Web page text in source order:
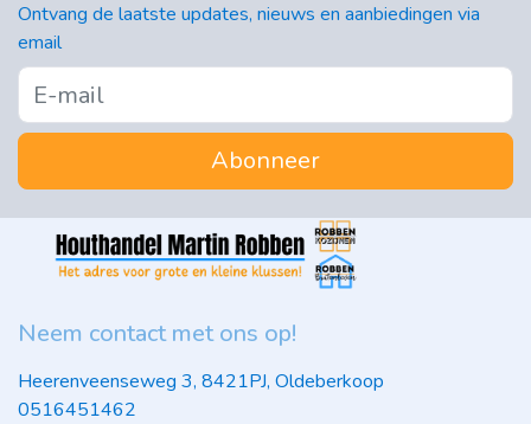
Ontvang de laatste updates, nieuws en aanbiedingen via
email
Abonneer
Neem contact met ons op!
Heerenveenseweg 3, 8421PJ, Oldeberkoop
0516451462